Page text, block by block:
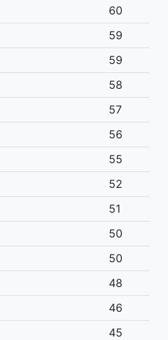
60
59
59
58
57
56
55
52
51
50
50
48
46
45